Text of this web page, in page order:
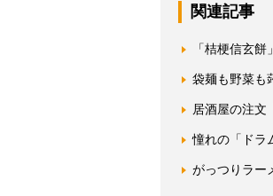
関連記事
「桔梗信玄
袋麺も野菜も
居酒屋の注文
憧れの「ドラ
がっつりラー